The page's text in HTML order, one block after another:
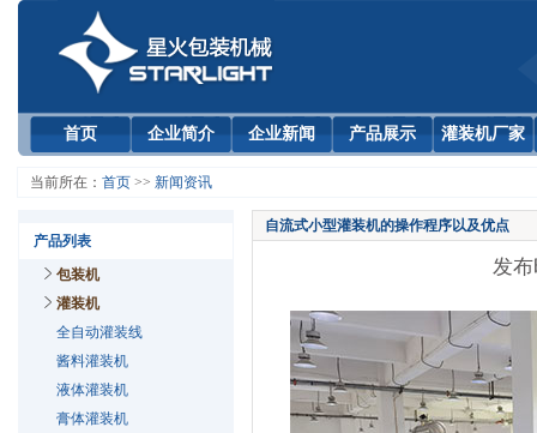
首页 企业简介 企业新闻 产品展示 灌装机厂家
当前所在： 首页 >> 新闻资讯
产品列表
包装机
灌装机
全自动灌装线
酱料灌装机
液体灌装机
膏体灌装机
自流式小型灌装机的操作程序以及优点
发布